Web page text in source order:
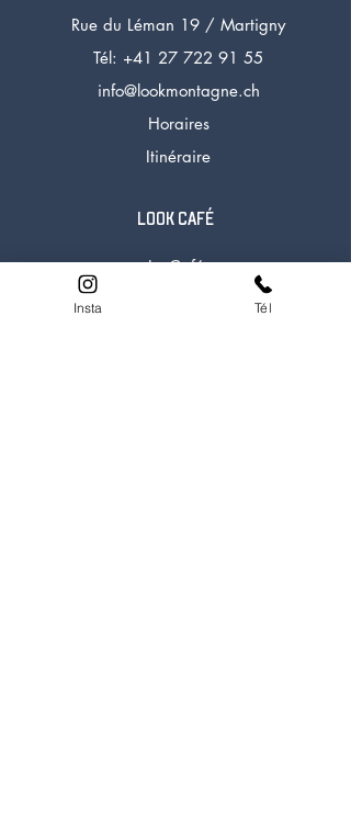
Rue du Léman 19 / Martigny
Tél: +41 27 722 91 55
info@lookmontagne.ch
Horaires
Itinéraire
LOOK CAFÉ
Le Café
Insta Tél